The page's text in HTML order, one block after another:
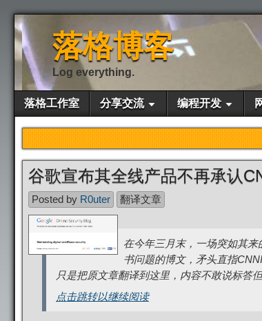
落格博客
Log everything.
落格工作室 分享交流 编程开发
谷歌宣布其全线产品不再承认
Posted by R0uter 翻译文章
在今年三月末，一场突如其
书问题的博文，矛头直指
只是把原文章翻译到这里，内容不敢说
点击跳转以继续阅读